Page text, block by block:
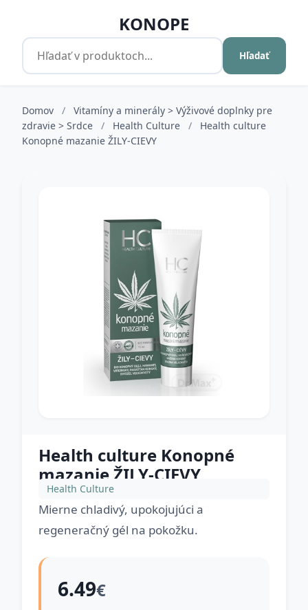
KONOPE
Hľadať
Domov /
Vitamíny a minerály > Výživové doplnky pre
zdravie > Srdce
/ Health Culture /
Health culture
Konopné mazanie ŽILY-CIEVY
Health culture Konopné
mazanie ŽILY-CIEVY
Health Culture
Mierne chladivý, upokojujúci a
regeneračný gél na pokožku.
6.49€